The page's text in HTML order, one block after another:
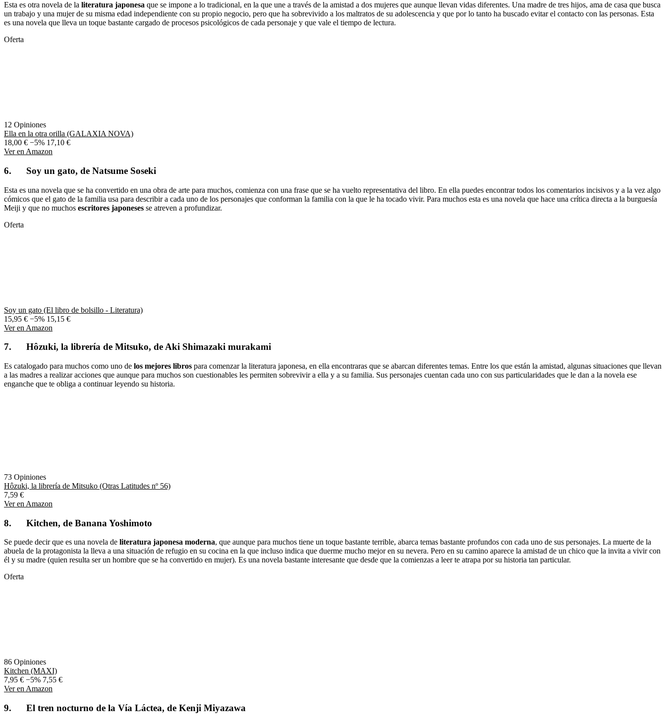
Esta es otra novela de la literatura japonesa que se impone a lo tradicional, en la que une a través de la amistad a dos mujeres que aunque llevan vidas diferentes. Una madre de tres hijos, ama de casa que busca
un trabajo y una mujer de su misma edad independiente con su propio negocio, pero que ha sobrevivido a los maltratos de su adolescencia y que por lo tanto ha buscado evitar el contacto con las personas. Esta
es una novela que lleva un toque bastante cargado de procesos psicológicos de cada personaje y que vale el tiempo de lectura.
Oferta
12 Opiniones
Ella en la otra orilla (GALAXIA NOVA)
18,00 € −5% 17,10 €
Ver en Amazon
6. Soy un gato, de Natsume Soseki
Esta es una novela que se ha convertido en una obra de arte para muchos, comienza con una frase que se ha vuelto representativa del libro. En ella puedes encontrar todos los comentarios incisivos y a la vez algo
cómicos que el gato de la familia usa para describir a cada uno de los personajes que conforman la familia con la que le ha tocado vivir. Para muchos esta es una novela que hace una crítica directa a la burguesía
Meiji y que no muchos escritores japoneses se atreven a profundizar.
Oferta
Soy un gato (El libro de bolsillo - Literatura)
15,95 € −5% 15,15 €
Ver en Amazon
7. Hôzuki, la librería de Mitsuko, de Aki Shimazaki murakami
Es catalogado para muchos como uno de los mejores libros para comenzar la literatura japonesa, en ella encontraras que se abarcan diferentes temas. Entre los que están la amistad, algunas situaciones que llevan
a las madres a realizar acciones que aunque para muchos son cuestionables les permiten sobrevivir a ella y a su familia. Sus personajes cuentan cada uno con sus particularidades que le dan a la novela ese
enganche que te obliga a continuar leyendo su historia.
73 Opiniones
Hôzuki, la librería de Mitsuko (Otras Latitudes nº 56)
7,59 €
Ver en Amazon
8. Kitchen, de Banana Yoshimoto
Se puede decir que es una novela de literatura japonesa moderna, que aunque para muchos tiene un toque bastante terrible, abarca temas bastante profundos con cada uno de sus personajes. La muerte de la
abuela de la protagonista la lleva a una situación de refugio en su cocina en la que incluso indica que duerme mucho mejor en su nevera. Pero en su camino aparece la amistad de un chico que la invita a vivir con
él y su madre (quien resulta ser un hombre que se ha convertido en mujer). Es una novela bastante interesante que desde que la comienzas a leer te atrapa por su historia tan particular.
Oferta
86 Opiniones
Kitchen (MAXI)
7,95 € −5% 7,55 €
Ver en Amazon
9. El tren nocturno de la Vía Láctea, de Kenji Miyazawa